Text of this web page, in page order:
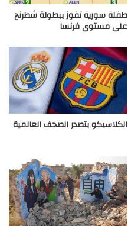
طفلة سورية تفوز ببطولة شطرنج
على مستوى فرنسا
الكلاسيكو يتصدر الصحف العالمية